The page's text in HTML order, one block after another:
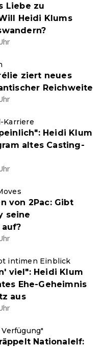
Liebe zu
Heidi Klums
ziert neues
Reichweite
Karriere
Heidi Klum
altes Casting-
von 2Pac: Gibt
seine
intimen Einblick
viel": Heidi Klum
Ehe-Geheimnis
aus
Nationalelf: